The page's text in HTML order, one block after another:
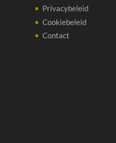
Privacybeleid
Cookiebeleid
Contact